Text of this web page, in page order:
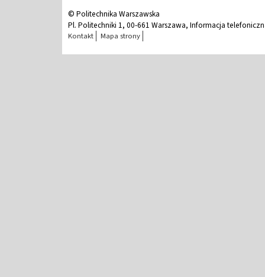
© Politechnika Warszawska
Pl. Politechniki 1, 00-661 Warszawa, Informacja
Kontakt Mapa strony